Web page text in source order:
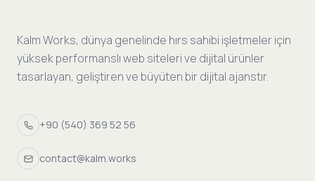
Kalm Works, dünya genelinde hırs sahibi işletmeler için
yüksek performanslı web siteleri ve dijital ürünler
tasarlayan, geliştiren ve büyüten bir dijital ajanstır.
+90 (540) 369 52 56
contact@kalm.works